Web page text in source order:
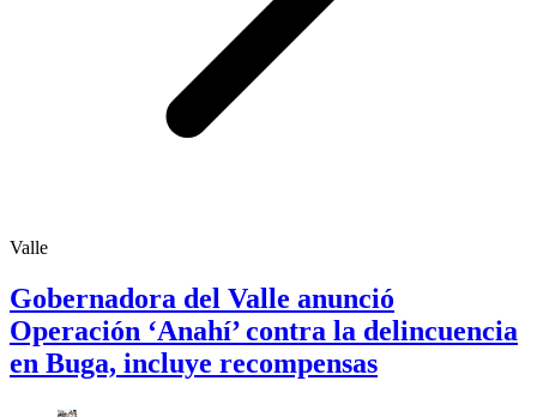
Valle
Gobernadora del Valle anunció
Operación ‘Anahí’ contra la delincuencia
en Buga, incluye recompensas